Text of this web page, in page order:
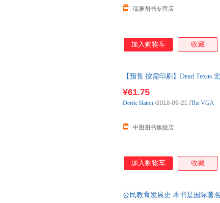
瑞雅图书专营店
加入购物车 收藏
【预售 按需印刷】Dead Texas
¥61.75
中图图书旗舰店
Derek Slaton /2018-09-21 /The VGA
加入购物车 收藏
公民教育发展史 本书是国际著